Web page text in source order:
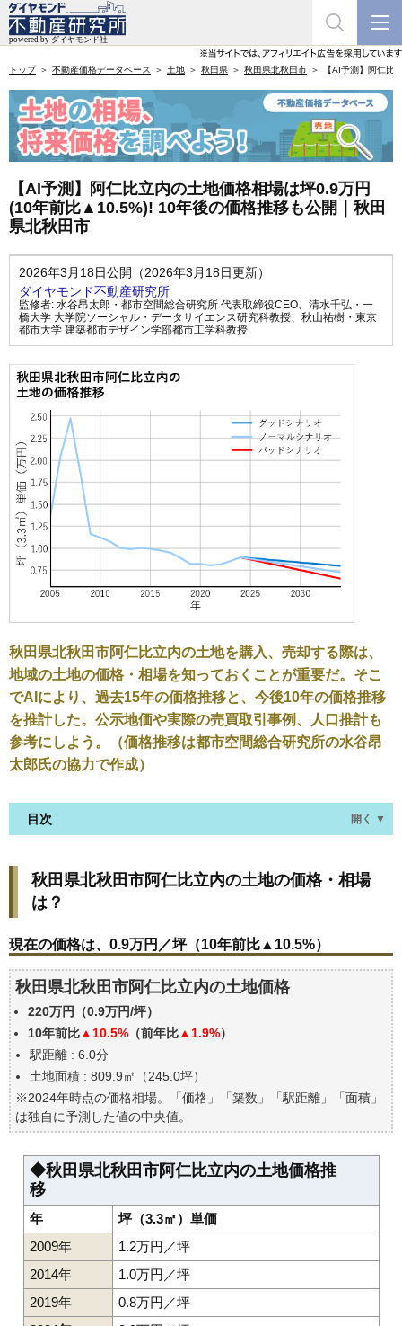
トップ 不動産価格データベース 土地 秋田県 秋田県北秋田市 【AI予測】阿仁
【AI予測】阿仁比立内の土地価格相場は坪0.9万円
(10年前比▲10.5%)! 10年後の価格推移も公開｜秋田
県北秋田市
2026年3月18日公開（2026年3月18日更新）
ダイヤモンド不動産研究所
監修者: 水谷昂太郎・都市空間総合研究所 代表取締役CEO、 清水千弘・一
橋大学 大学院ソーシャル・データサイエンス研究科教授、 秋山祐樹・東京
都市大学 建築都市デザイン学部都市工学科教授
秋田県北秋田市阿仁比立内の土地を購入、売却する際は、
地域の土地の価格・相場を知っておくことが重要だ。そこ
でAIにより、過去15年の価格推移と、今後10年の価格推移
を推計した。公示地価や実際の売買取引事例、人口推計も
参考にしよう。（価格推移は都市空間総合研究所の水谷昂
太郎氏の協力で作成）
目次 開く ▼
現在の価格は、0.9万円／坪（10年前比▲10.5%）
価格を詳細に分析しよう
駅からの徒歩距離で価格はどうなる？
秋田県北秋田市阿仁比立内の土地の過去の売買事例
公示地価はいくら
エリアの将来性を人口予想から検討しよう
自分の年収でいくらの不動産が買える？
秋田県北秋田市阿仁比立内の土地の価格・相場
は？
現在の価格は、0.9万円／坪（10年前比▲10.5%）
秋田県北秋田市阿仁比立内の土地価格
220万円（0.9万円/坪）
10年前比▲10.5% （前年比▲1.9%）
駅距離 : 6.0分
土地面積 : 809.9㎡（245.0坪）
※2024年時点の価格相場。「価格」「築数」「駅距離」「面積」
は独自に予測した値の中央値。
◆秋田県北秋田市阿仁比立内の土地価格推
移
年
坪（3.3㎡）単価
2009年
1.2万円／坪
2014年
1.0万円／坪
2019年
0.8万円／坪